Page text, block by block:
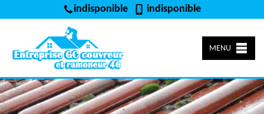
indisponible indisponible
MENU